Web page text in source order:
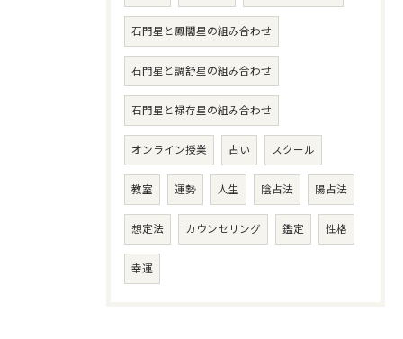
石門星と鳳閣星の組み合わせ
石門星と調舒星の組み合わせ
石門星と禄存星の組み合わせ
オンライン授業 占い スクール
教室 運勢 人生 陰占法 陽占法
想定法 カウンセリング 鑑定 性格
幸運